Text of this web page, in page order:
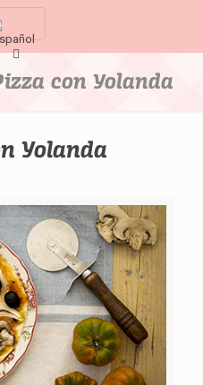
con Yolanda
Yolanda